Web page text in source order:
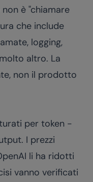
è "chiamare
che include
logging,
altro. La
non il prodotto
per token -
I prezzi
li ha ridotti
vanno verificati